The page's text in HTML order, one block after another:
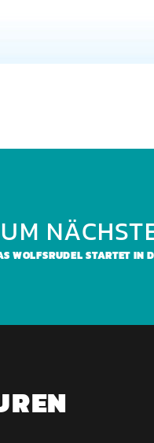
WOLFSRUDEL STARTET IN